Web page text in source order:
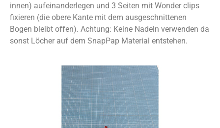
innen) aufeinanderlegen und 3 Seiten mit Wonder clips
fixieren (die obere Kante mit dem ausgeschnittenen
Bogen bleibt offen). Achtung: Keine Nadeln verwenden da
sonst Löcher auf dem SnapPap Material entstehen.